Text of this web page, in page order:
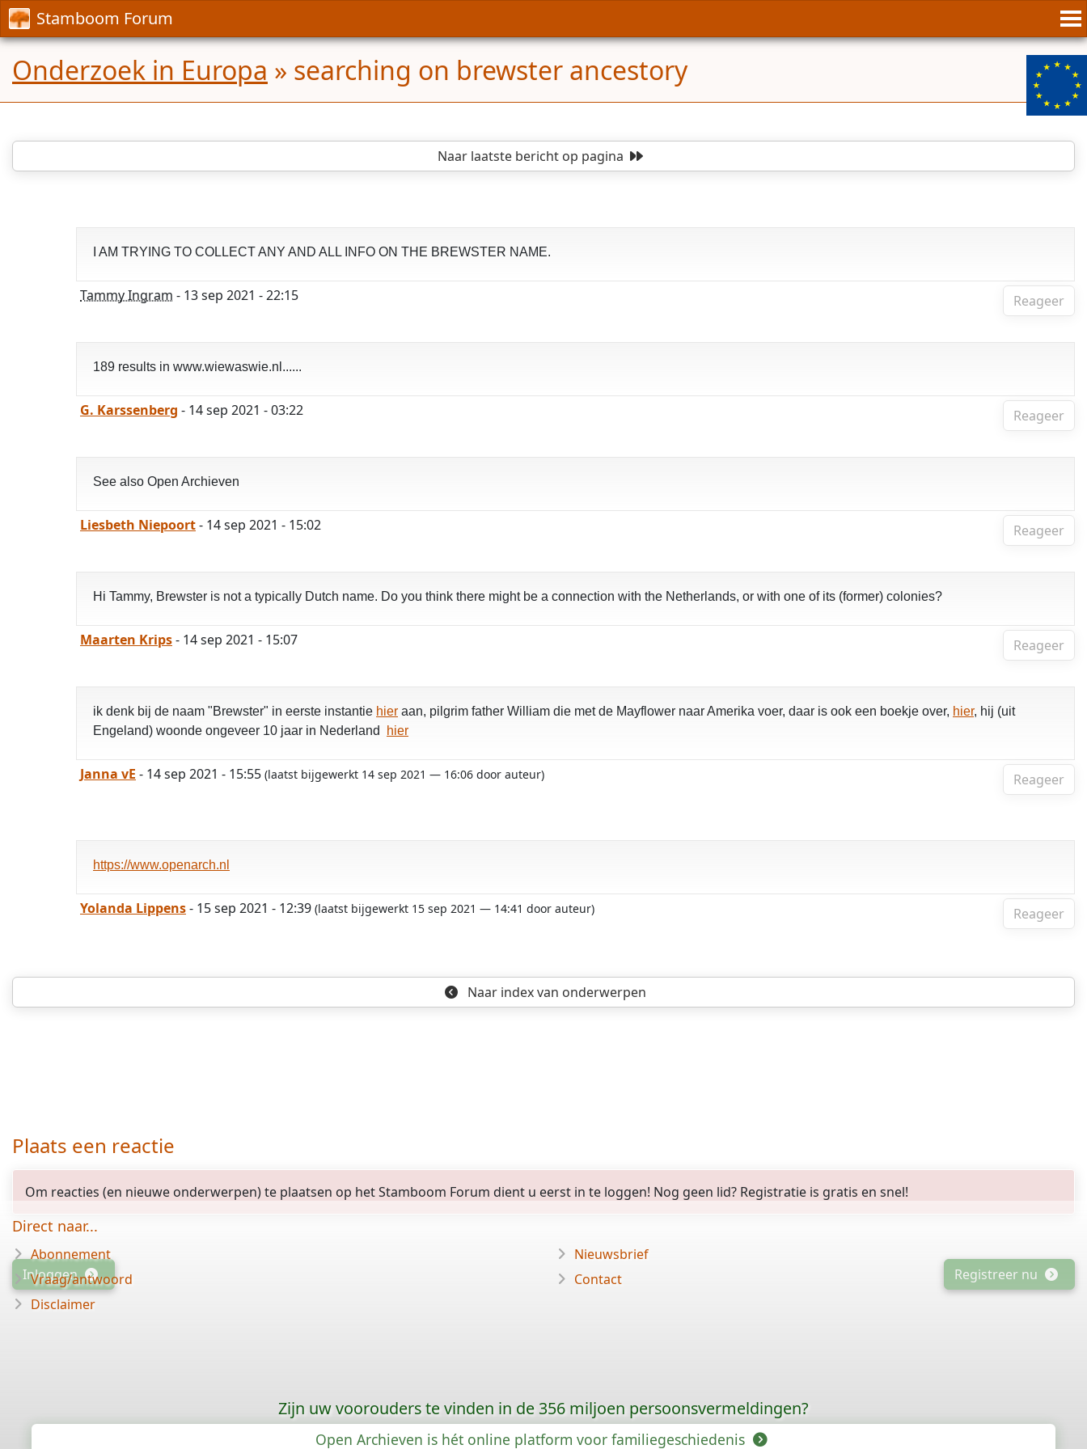
Stamboom Forum
Onderzoek in Europa » searching on brewster ancestory
Naar laatste berichtop pagina
I AM TRYING TO COLLECT ANY AND ALL INFO ON THE BREWSTER NAME.
Reageer
Tammy Ingram - 13 sep 2021 - 22:15
189 results in www.wiewaswie.nl......
Reageer
G. Karssenberg - 14 sep 2021 - 03:22
See also Open Archieven
Reageer
Liesbeth Niepoort- 14 sep 2021 - 15:02
Hi Tammy, Brewster is not a typically Dutch name. Do you think there might be a connection with the Netherlands, or with one of its (former) colonies?
Reageer
Maarten Krips- 14 sep 2021 - 15:07
ik denk bij de naam "Brewster" in eerste instantie hier aan, pilgrim father William die met de Mayflower naar Amerika voer, daar is ook een boekje over, hier, hij (uit
Engeland) woonde ongeveer 10 jaar in Nederland
hier
Reageer
Janna vE - 14 sep 2021 - 15:55 (laatst bijgewerkt 14 sep 2021 — 16:06 door auteur)
https://www.openarch.nl
Reageer
Yolanda Lippens- 15 sep 2021 - 12:39 (laatst bijgewerkt 15 sep 2021 — 14:41 door auteur)
Naar indexvan onderwerpen
Plaats een reactie
Om reacties (en nieuwe onderwerpen) te plaatsen op het Stamboom Forum dient u eerst in te loggen! Nog geen lid? Registratie is gratis en snel!
Inloggen Registreer nu
Direct naar...
Abonnement
Vraag/antwoord
Disclaimer
Nieuwsbrief
Contact
Zijn uw voorouders te vinden in de 356 miljoen persoonsvermeldingen?
Open Archieven is hét online platform voor familiegeschiedenis